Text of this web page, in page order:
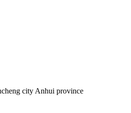
city Anhui province